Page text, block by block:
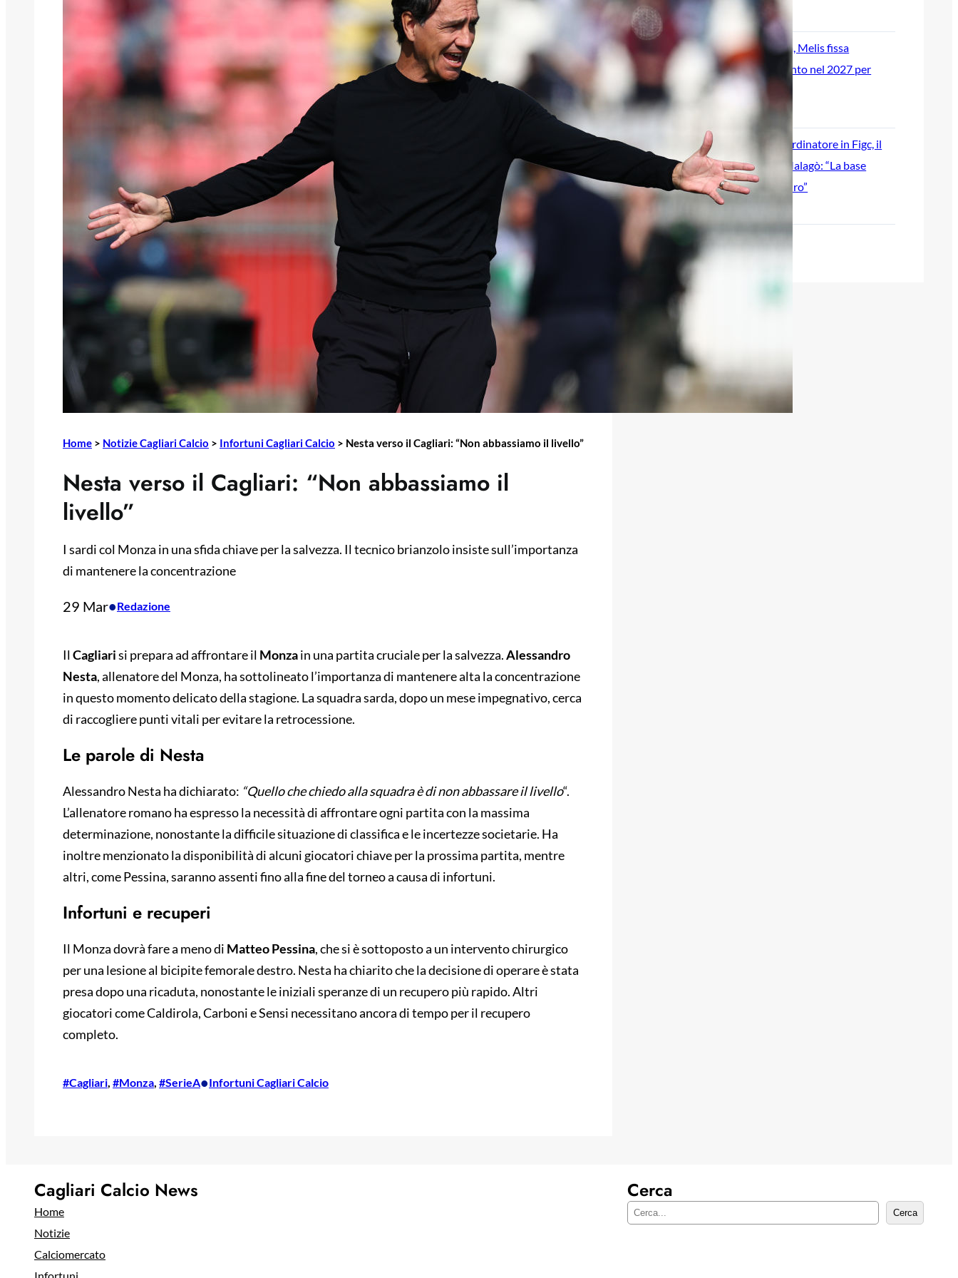
Home > Notizie Cagliari Calcio > Infortuni Cagliari Calcio > Nesta verso il Cagliari: “Non abbassiamo il livello”
Nesta verso il Cagliari: “Non abbassiamo il
livello”
I sardi col Monza in una sfida chiave per la salvezza. Il tecnico brianzolo insiste sull’importanza
di mantenere la concentrazione
29 Mar•Redazione
IlCagliarisi prepara ad affrontare il Monzain una partita cruciale per la salvezza.Alessandro
Nesta, allenatore del Monza, ha sottolineato l’importanza di mantenere alta la concentrazione
in questo momento delicato della stagione. La squadra sarda, dopo un mese impegnativo, cerca
di raccogliere punti vitali per evitare la retrocessione.
Le parole di Nesta
Alessandro Nesta ha dichiarato: “Quello che chiedo alla squadra è di non abbassare il livello“.
L’allenatore romano ha espresso la necessità di affrontare ogni partita con la massima
determinazione, nonostante la difficile situazione di classifica e le incertezze societarie. Ha
inoltre menzionato la disponibilità di alcuni giocatori chiave per la prossima partita, mentre
altri, come Pessina, saranno assenti fino alla fine del torneo a causa di infortuni.
Infortuni e recuperi
Il Monza dovrà fare a meno di Matteo Pessina, che si è sottoposto a un intervento chirurgico
per una lesione al bicipite femorale destro. Nesta ha chiarito che la decisione di operare è stata
presa dopo una ricaduta, nonostante le iniziali speranze di un recupero più rapido. Altri
giocatori come Caldirola, Carboni e Sensi necessitano ancora di tempo per il recupero
completo.
#Cagliari, #Monza, #SerieA•Infortuni Cagliari Calcio
Stadio Gigi Riva, Melis fissa
l’obiettivo: ‘Pronto nel 2027 per
onorare la sua eredità’
6 Agosto 2026
Zola nuovo coordinatore in Figc, il
benvenuto di Malagò: “La base
migliore per il nostro futuro”
6 Agosto 2026
Cagliari Calcio News
Home
Notizie
Calciomercato
Cerca
C
Cerca